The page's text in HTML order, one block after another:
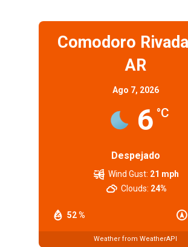
Comodoro
AR
Ago 7, 2026
6 °C
Despejado
52 %
Wind Gust: 21 mph
Clouds: 24%
Weather from WeatherAPI